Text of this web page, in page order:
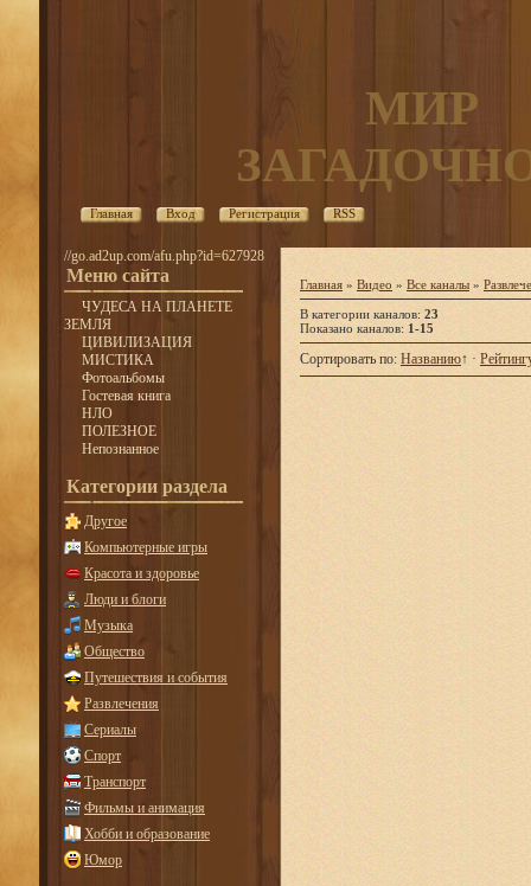
МИР
Главная Вход Регистрация RSS
//go.ad2up.com/afu.php?id=627928
Меню сайта
ЧУДЕСА НА ПЛАНЕТЕ
ЗЕМЛЯ
ЦИВИЛИЗАЦИЯ
МИСТИКА
Фотоальбомы
Гостевая книга
НЛО
ПОЛЕЗНОЕ
Непознанное
Категории раздела
Другое
Компьютерные игры
Красота и здоровье
Люди и блоги
Музыка
Общество
Путешествия и события
Развлечения
Сериалы
Спорт
Транспорт
Фильмы и анимация
Хобби и образование
Юмор
Главная » Видео » Все каналы »
В категории каналов: 23
Показано каналов: 1-15
Сортировать по: Названию↑ ·